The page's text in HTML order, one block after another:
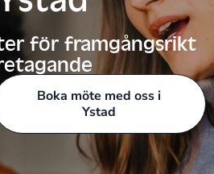
för framgångsrikt
Boka möte med oss i
Ystad